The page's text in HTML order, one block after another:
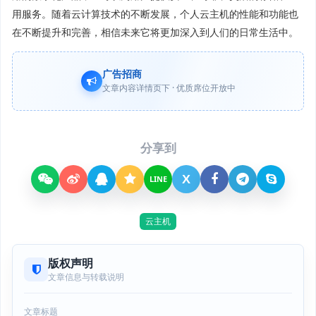
用服务。随着云计算技术的不断发展，个人云主机的性能和功能也
在不断提升和完善，相信未来它将更加深入到人们的日常生活中。
广告招商
文章内容详情页下 · 优质席位开放中
分享到
LINE X
云主机
版权声明
文章信息与转载说明
文章标题